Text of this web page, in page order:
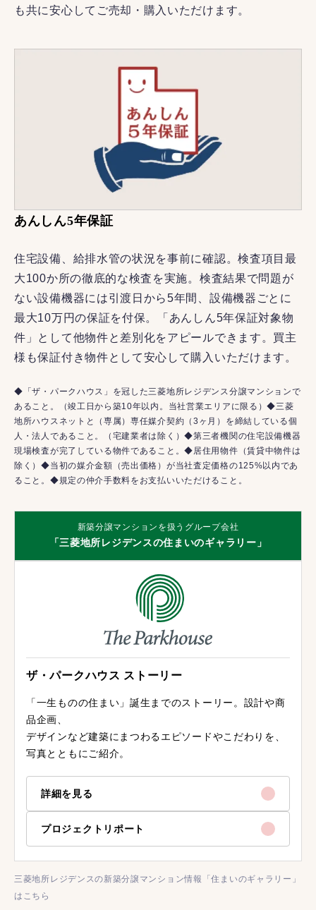
も共に安心してご売却・購入いただけます。
あんしん5年保証
住宅設備、給排水管の状況を事前に確認。検査項目最
大100か所の徹底的な検査を実施。検査結果で問題が
ない設備機器には引渡日から5年間、設備機器ごとに
最大10万円の保証を付保。「あんしん5年保証対象物
件」として他物件と差別化をアピールできます。買主
様も保証付き物件として安心して購入いただけます。
◆「ザ・パークハウス」を冠した三菱地所レジデンス分譲マンションで
あること。（竣工日から築10年以内。当社営業エリアに限る）◆三菱
地所ハウスネットと（専属）専任媒介契約（3ヶ月）を締結している個
人・法人であること。（宅建業者は除く）◆第三者機関の住宅設備機器
現場検査が完了している物件であること。◆居住用物件（賃貸中物件は
除く）◆当初の媒介金額（売出価格）が当社査定価格の125%以内であ
ること。◆規定の仲介手数料をお支払いいただけること。
新築分譲マンションを扱うグループ会社
「三菱地所レジデンスの住まいのギャラリー」
ザ・パークハウス ストーリー
「一生ものの住まい」誕生までのストーリー。設計や商
品企画、
デザインなど建築にまつわるエピソードやこだわりを、
写真とともにご紹介。
詳細を見る
プロジェクトリポート
三菱地所レジデンスの新築分譲マンション情報「住まいのギャラリー」
はこちら